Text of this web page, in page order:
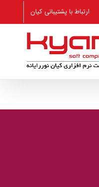
ارتباط با پشتیبانی کیان